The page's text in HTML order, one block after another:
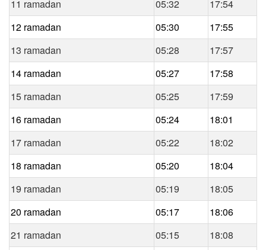
11 ramadan 05:32
17:54
12 ramadan
05:30
17:55
13 ramadan
05:28
17:57
14 ramadan
05:27
17:58
15 ramadan
05:25
17:59
16 ramadan
05:24
18:01
17 ramadan
05:22
18:02
18 ramadan
05:20
18:04
19 ramadan
05:19
18:05
20 ramadan
05:17
18:06
21 ramadan
05:15
18:08